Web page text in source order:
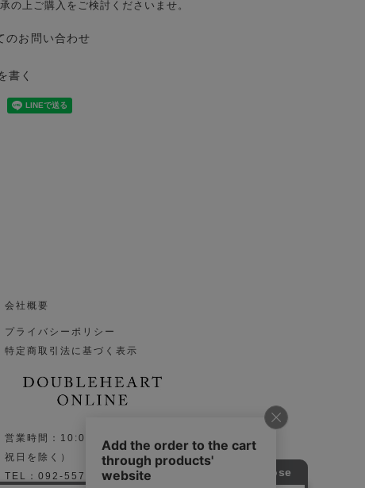
の上ご購入をご検討くださいませ。
のお問い合わせ
書く
会社概要
プライバシーポリシー
特定商取引法に基づく表示
営業時間：10:00～17:00（土日
祝日を除く）
TEL：092-557-1533